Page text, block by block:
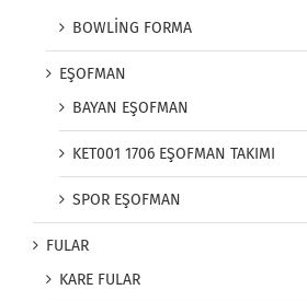
BOWLİNG FORMA
EŞOFMAN
BAYAN EŞOFMAN
KET001 1706 EŞOFMAN TAKIMI
SPOR EŞOFMAN
FULAR
KARE FULAR